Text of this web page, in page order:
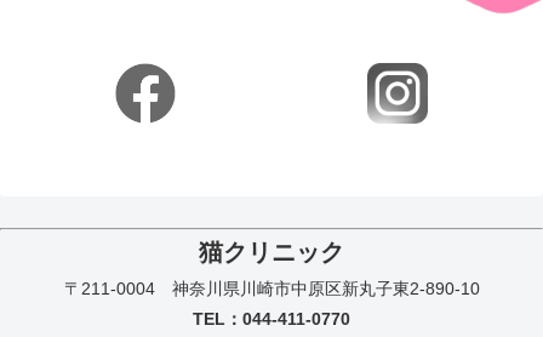
猫クリニック
〒211-0004 神奈川県川崎市中原区新丸子東2-890-10
TEL：044-411-0770